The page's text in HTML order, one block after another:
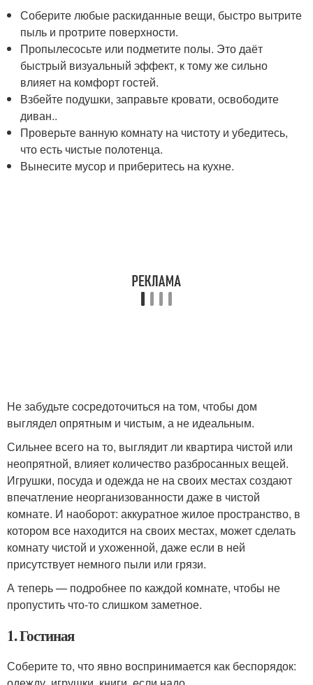
Соберите любые раскиданные вещи, быстро вытрите
пыль и протрите поверхности.
Пропылесосьте или подметите полы. Это даёт
быстрый визуальный эффект, к тому же сильно
влияет на комфорт гостей.
Взбейте подушки, заправьте кровати, освободите
диван..
Проверьте ванную комнату на чистоту и убедитесь,
что есть чистые полотенца.
Вынесите мусор и приберитесь на кухне.
Не забудьте сосредоточиться на том, чтобы дом
выглядел опрятным и чистым, а не идеальным.
Сильнее всего на то, выглядит ли квартира чистой или
неопрятной, влияет количество разбросанных вещей.
Игрушки, посуда и одежда не на своих местах создают
впечатление неорганизованности даже в чистой
комнате. И наоборот: аккуратное жилое пространство, в
котором все находится на своих местах, может сделать
комнату чистой и ухоженной, даже если в ней
присутствует немного пыли или грязи.
А теперь — подробнее по каждой комнате, чтобы не
пропустить что-то слишком заметное.
1. Гостиная
Соберите то, что явно воспринимается как беспорядок: